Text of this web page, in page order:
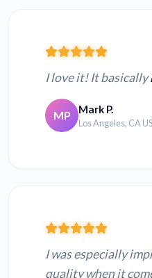
I love it! It basically
MP Mark P.
Los Angeles, CA
I was especially
quality when it